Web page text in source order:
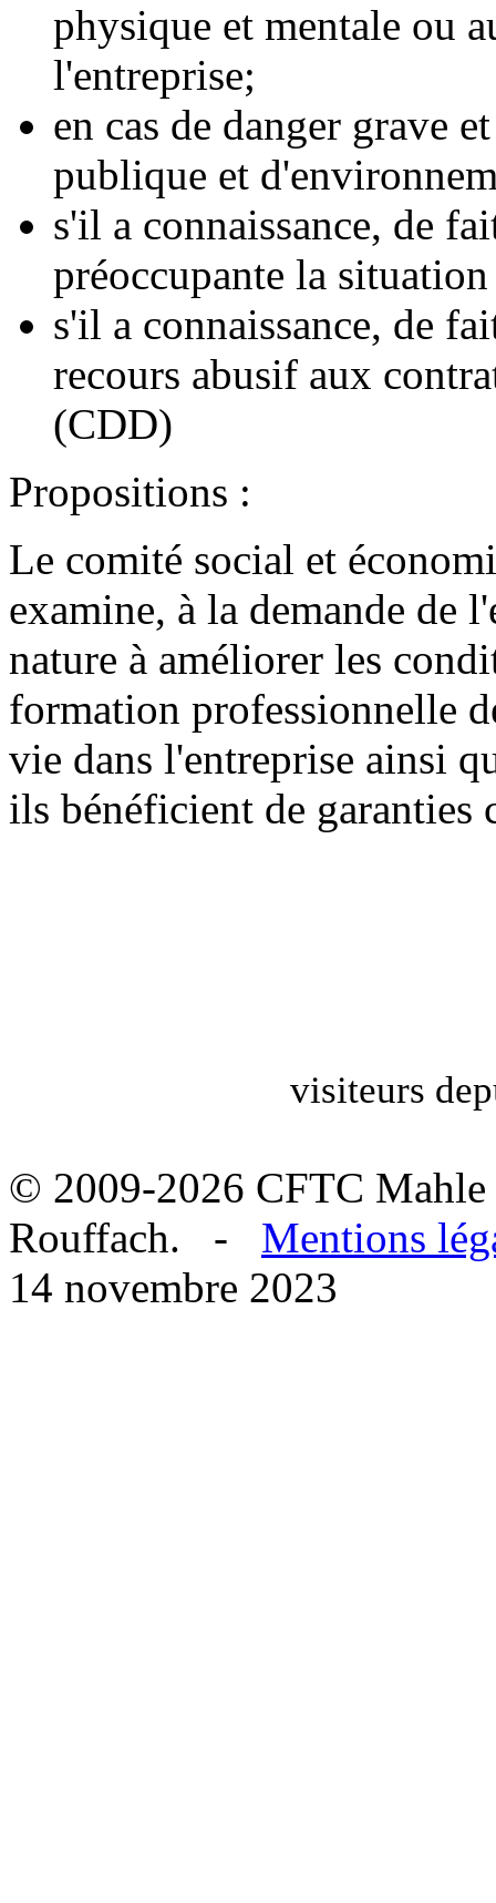
physique et mentale ou
l'entreprise;
en cas de danger grave
publique et
s'il a connaissance, de
préoccupante la
s'il a connaissance, de
recours abusif aux
(CDD)
Propositions :
Le comité social et
examine, à la demande de
nature à améliorer les
formation professionnelle
vie dans l'entreprise ainsi
ils bénéficient de garanties
visiteurs
© 2009-2026 CFTC Mahle
Rouffach. - Mentions
14 novembre 2023